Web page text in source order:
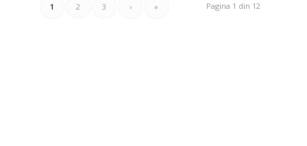
Pagina 1 din 12
1 2 3 › »